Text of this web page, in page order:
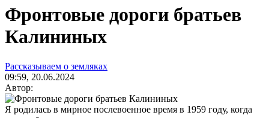
Фронтовые дороги братьев
Калининых
Рассказываем о земляках
09:59, 20.06.2024
Автор:
Я родилась в мирное послевоенное время в 1959 году, когда